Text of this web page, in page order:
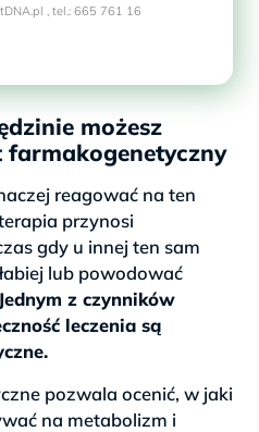
, tel.: 665 761 16
możesz
farmakogenetyczny
reagować na ten
przynosi
gdy u innej ten sam
lub powodować
Jednym z czynników
leczenia są
pozwala ocenić, w jaki
na metabolizm i